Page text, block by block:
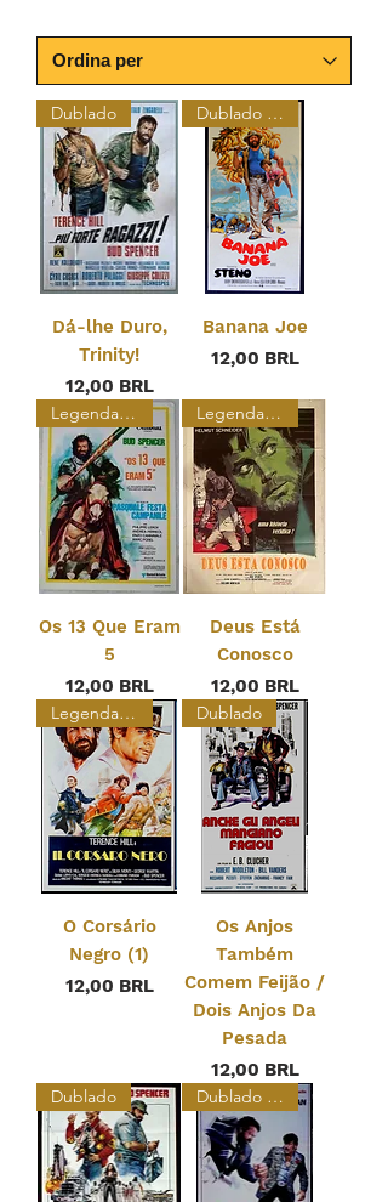
Dublado
Dá-lhe Duro,
Trinity!
Prezzo
12,00 BRL
Dublado e Legendado
Banana Joe
Prezzo
12,00 BRL
Legendado Restaurado
Os 13 Que Eram
5
Prezzo
12,00 BRL
Legendado
Deus Está
Conosco
Prezzo
12,00 BRL
Legendado
O Corsário
Negro (1)
Prezzo
12,00 BRL
Dublado
Os Anjos
Também
Comem Feijão /
Dois Anjos Da
Pesada
Prezzo
12,00 BRL
Dublado
Dublado e Legendado